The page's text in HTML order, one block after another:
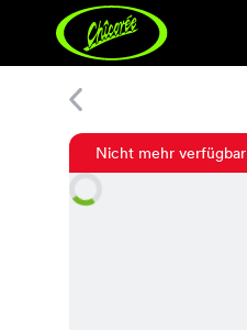
Nicht mehr verfügbar